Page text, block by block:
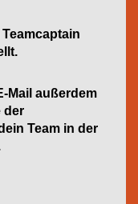
Mail außerdem
der
Team in der